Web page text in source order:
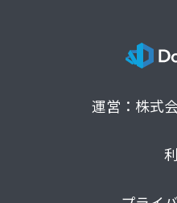
運営：株式